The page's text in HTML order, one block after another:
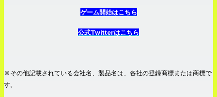
ゲーム開始はこちら
公式Twitterはこちら
※その他記載されている会社名、製品名は、各社の登録商標または商標で
す。